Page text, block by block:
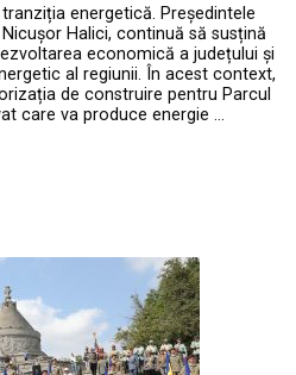
energetică. Președintele
Halici, continuă să susțină
economică a județului și
al regiunii. În acest context,
de construire pentru Parcul
care va produce energie …